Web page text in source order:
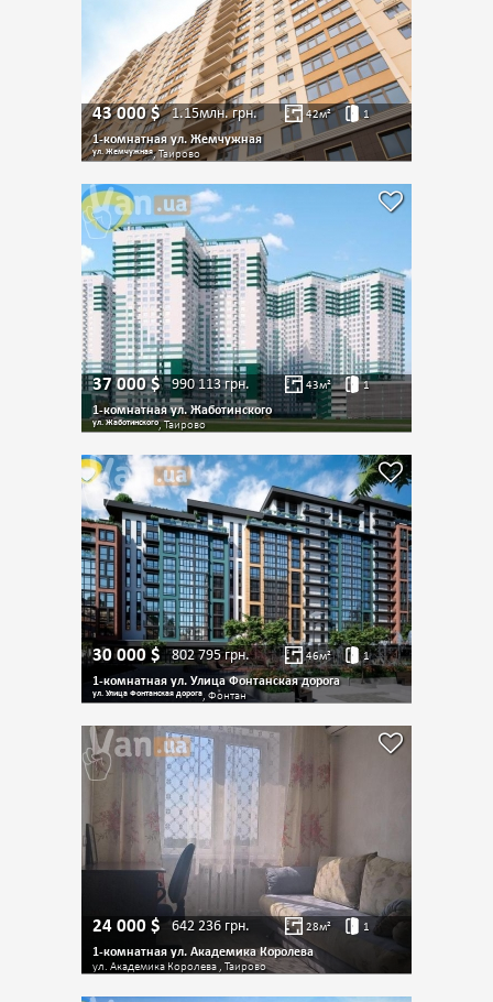
43 000$ 1.15млн.грн. 42м² 1
1-комнатная ул. Жемчужная
ул. Жемчужная, Таирово
37 000$ 990 113грн. 43м² 1
1-комнатная ул. Жаботинского
ул. Жаботинского, Таирово
30 000 $ 802 795грн. 46м² 1
1-комнатная ул. Улица Фонтанская дорога
ул. Улица Фонтанская дорога, Фонтан
24 000 $ 642 236 грн. 28м² 1
1-комнатная ул. Академика Королева
ул. Академика Королева , Таирово